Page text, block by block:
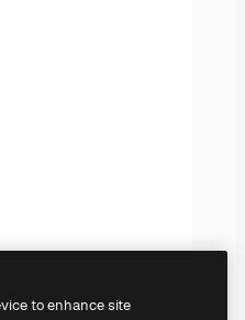
to enhance site